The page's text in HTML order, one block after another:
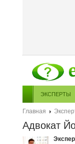
ЭКСПЕРТЫ
Главная
Адвокат